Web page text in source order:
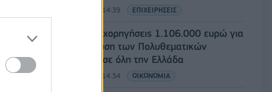
07/08/2026 - 14:39 ΕΠΙΧΕΙΡΗΣΕΙΣ
ΥΠΠΟ: Επιχορηγήσεις 1.106.000 ευρώ για
την ενίσχυση των Πολυθεματικών
Φεστιβάλ σε όλη την Ελλάδα
07/08/2026 - 14:34 ΟΙΚΟΝΟΜΙΑ